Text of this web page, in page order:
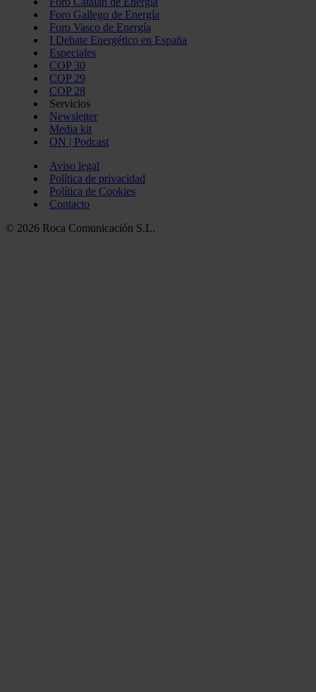
Foro Gallego de Energía
Foro Vasco de Energía
I Debate Energético en España
Especiales
COP 30
COP 29
COP 28
Servicios
Newsletter
Media kit
ON | Podcast
Aviso legal
Política de privacidad
Política de Cookies
Contacto
© 2026 Roca Comunicación S.L.